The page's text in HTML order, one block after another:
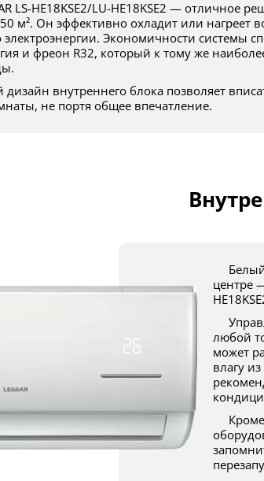
м². Он эффективно охладит или нагреет
электроэнергии. Экономичности системы
и фреон R32, который к тому же
не портя общее впечатление.
Белый цвет, строгие прямые линии и стильный серебристый знак бренда в
центре
Управляется кондиционер с помощью пульта дистанционного управления. Из
любой
может
влагу
Кроме этого можно установить на таймере время включения и выключения